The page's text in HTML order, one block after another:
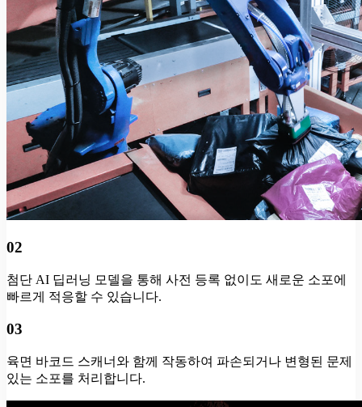
02
첨단 AI 딥러닝 모델을 통해 사전 등록 없이도 새로운 소포에
빠르게 적응할 수 있습니다.
03
육면 바코드 스캐너와 함께 작동하여 파손되거나 변형된 문제
있는 소포를 처리합니다.